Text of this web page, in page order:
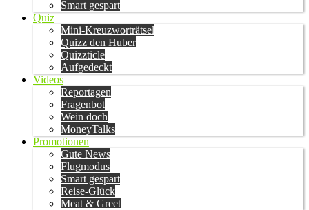
Smart gespart
Quiz
Mini-Kreuzworträtsel
Quizz den Huber
Quizzticle
Aufgedeckt
Videos
Reportagen
Fragenbot
Wein doch
MoneyTalks
Promotionen
Gute News
Flugmodus
Smart gespart
Reise-Glück
Meat & Greet